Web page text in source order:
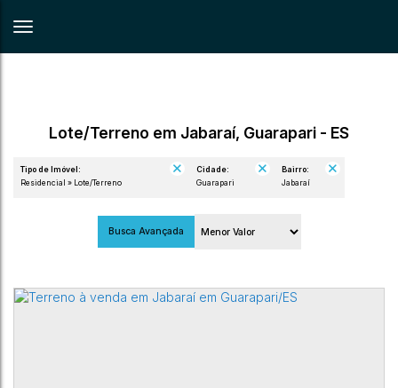
Lote/Terreno em Jabaraí, Guarapari - ES
Tipo de Imóvel:
Residencial » Lote/Terreno
Cidade:
Guarapari
Bairro:
Jabaraí
Busca Avançada